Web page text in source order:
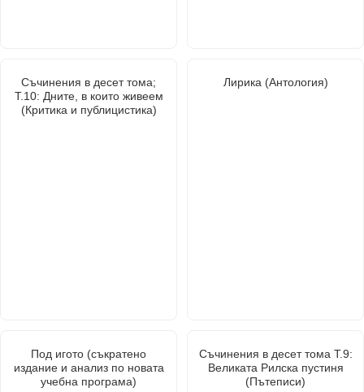
Съчинения в десет тома;
Т.10: Дните, в които живеем
(Критика и публицистика)
Лирика (Антология)
Под игото (съкратено
издание и анализ по новата
учебна програма)
Съчинения в десет тома Т.9:
Великата Рилска пустиня
(Пътеписи)